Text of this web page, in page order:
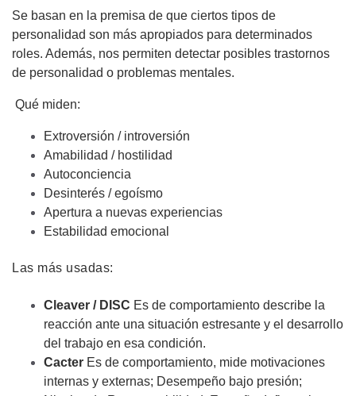
Se basan en la premisa de que ciertos tipos de
personalidad son más apropiados para determinados
roles. Además, nos permiten detectar posibles trastornos
de personalidad o problemas mentales.
Qué miden:
Extroversión / introversión
Amabilidad / hostilidad
Autoconciencia
Desinterés / egoísmo
Apertura a nuevas experiencias
Estabilidad emocional
Las más usadas:
Cleaver / DISC Es de comportamiento describe la
reacción ante una situación estresante y el desarrollo
del trabajo en esa condición.
Cacter Es de comportamiento, mide motivaciones
internas y externas; Desempeño bajo presión;